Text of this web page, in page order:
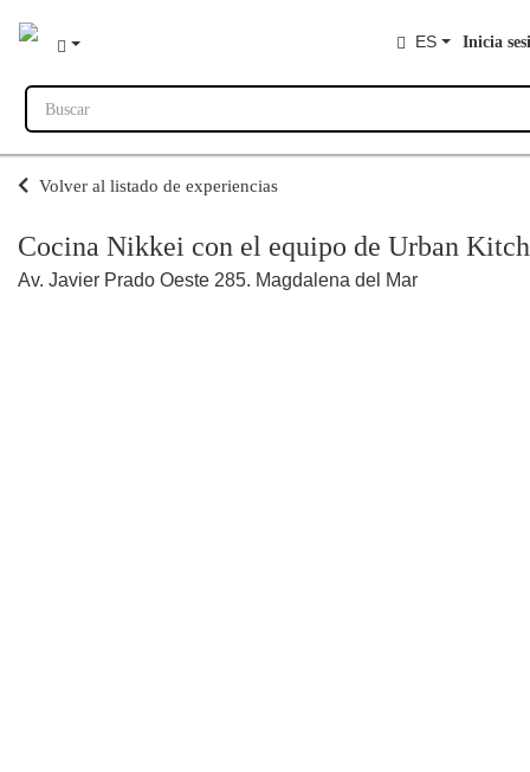
ES Inicia
Buscar
Volver al listado de experiencias
Cocina Nikkei con el equipo de Urban
Av. Javier Prado Oeste 285. Magdalena del Mar